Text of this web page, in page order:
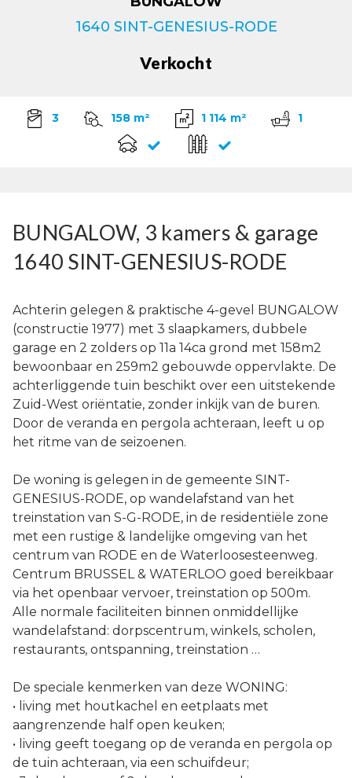
1640 SINT-GENESIUS-RODE
Verkocht
3 158 m² 1 114 m² 1
BUNGALOW, 3 kamers & garage
1640 SINT-GENESIUS-RODE
Achterin gelegen & praktische 4-gevel BUNGALOW
(constructie 1977) met 3 slaapkamers, dubbele
garage en 2 zolders op 11a 14ca grond met 158m2
bewoonbaar en 259m2 gebouwde oppervlakte. De
achterliggende tuin beschikt over een uitstekende
Zuid-West oriëntatie, zonder inkijk van de buren.
Door de veranda en pergola achteraan, leeft u op
het ritme van de seizoenen.
De woning is gelegen in de gemeente SINT-
GENESIUS-RODE, op wandelafstand van het
treinstation van S-G-RODE, in de residentiële zone
met een rustige & landelijke omgeving van het
centrum van RODE en de Waterloosesteenweg.
Centrum BRUSSEL & WATERLOO goed bereikbaar
via het openbaar vervoer, treinstation op 500m.
Alle normale faciliteiten binnen onmiddellijke
wandelafstand: dorpscentrum, winkels, scholen,
restaurants, ontspanning, treinstation …
De speciale kenmerken van deze WONING:
• living met houtkachel en eetplaats met
aangrenzende half open keuken;
• living geeft toegang op de veranda en pergola op
de tuin achteraan, via een schuifdeur;